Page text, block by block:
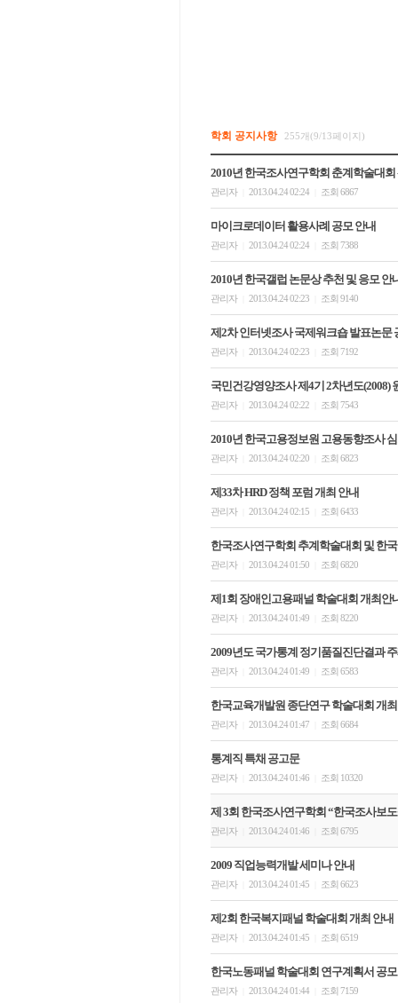
학회 공지사항 255개(9/13페이지)
2010년 한국조사연구학회 춘계학술대회
관리자 2013.04.24 02:24 조회 6867
마이크로데이터 활용사례 공모 안내
관리자 2013.04.24 02:24 조회 7388
2010년 한국갤럽 논문상 추천 및 응모 안
관리자 2013.04.24 02:23 조회 9140
제2차 인터넷조사 국제워크숍 발표논문
관리자 2013.04.24 02:23 조회 7192
국민건강영양조사 제4기 2차년도(2008)
관리자 2013.04.24 02:22 조회 7543
2010년 한국고용정보원 고용동향조사
관리자 2013.04.24 02:20 조회 6823
제33차 HRD 정책 포럼 개최 안내
관리자 2013.04.24 02:15 조회 6433
한국조사연구학회 추계학술대회 및 한
관리자 2013.04.24 01:50 조회 6820
제1회 장애인고용패널 학술대회 개최안
관리자 2013.04.24 01:49 조회 8220
2009년도 국가통계 정기품질진단결과
관리자 2013.04.24 01:49 조회 6583
한국교육개발원 종단연구 학술대회 개
관리자 2013.04.24 01:47 조회 6684
통계직 특채 공고문
관리자 2013.04.24 01:46 조회 10320
제 3회 한국조사연구학회 “한국조사보도
관리자 2013.04.24 01:46 조회 6795
2009 직업능력개발 세미나 안내
관리자 2013.04.24 01:45 조회 6623
제2회 한국복지패널 학술대회 개최 안내
관리자 2013.04.24 01:45 조회 6519
한국노동패널 학술대회 연구계획서 공모
관리자 2013.04.24 01:44 조회 7159